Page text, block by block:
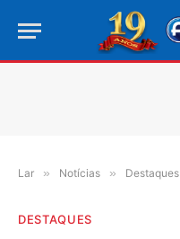
Lar » Notícias » Destaques
DESTAQUES